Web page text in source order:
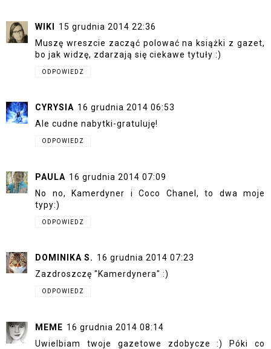
WIKI
15 grudnia 2014 22:36
Muszę wreszcie zacząć polować na książki z gazet,
bo jak widzę, zdarzają się ciekawe tytuły :)
ODPOWIEDZ
CYRYSIA 16 grudnia 2014 06:53
Ale cudne nabytki-gratuluję!
ODPOWIEDZ
PAULA 16 grudnia 2014 07:09
No no, Kamerdyner i Coco Chanel, to dwa moje
typy:)
ODPOWIEDZ
DOMINIKA S. 16 grudnia 2014 07:23
Zazdroszczę "Kamerdynera" :)
ODPOWIEDZ
MEME 16 grudnia 2014 08:14
Uwielbiam twoje gazetowe zdobycze :) Póki co